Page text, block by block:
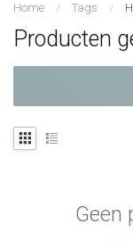
Home / Tags /
Producten
Geen